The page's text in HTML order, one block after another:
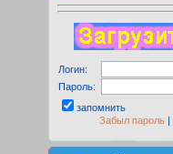
Логин:
Пароль:
запомнить
Забыл пароль|